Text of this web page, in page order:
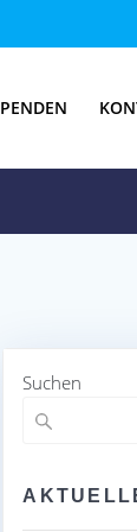
–
Suchen